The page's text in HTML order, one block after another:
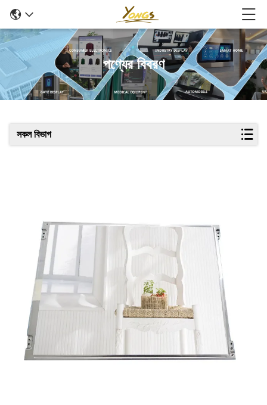
পণ্যের বিবরণ
সকল বিভাগ